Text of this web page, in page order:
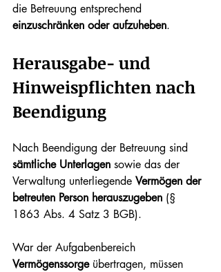
die Betreuung entsprechend
einzuschränken oder aufzuheben.
Herausgabe- und
Hinweispflichten nach
Beendigung
Nach Beendigung der Betreuung sind
sämtliche Unterlagen sowie das der
Verwaltung unterliegende Vermögen der
betreuten Person herauszugeben (§
1863 Abs. 4 Satz 3 BGB).
War der Aufgabenbereich
Vermögenssorge übertragen, müssen